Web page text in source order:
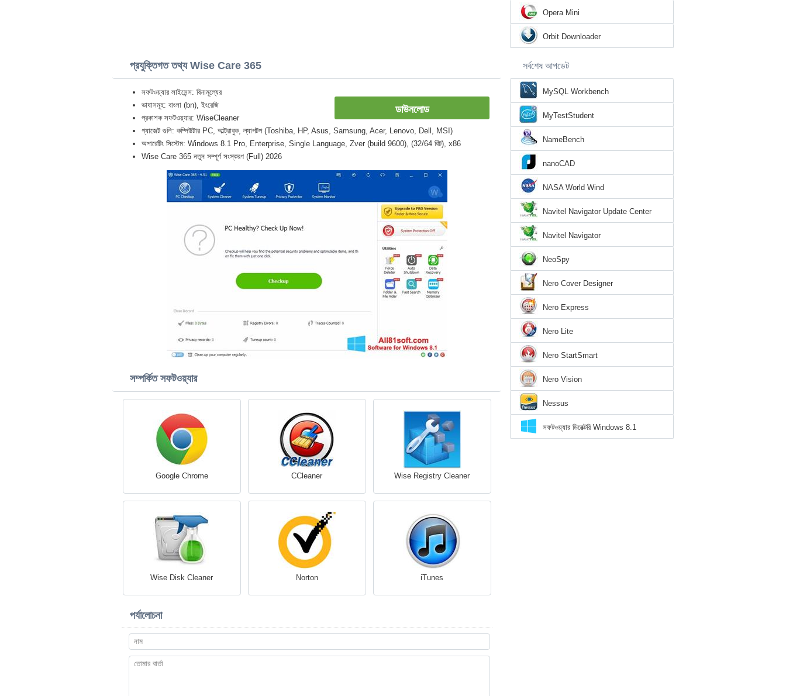
প্রযুক্তিগত তথ্য Wise Care 365
ডাউনলোড
সফটওয়্যার লাইসেন্স: বিনামূল্যের
ভাষাসমূহ: বাংলা (bn), ইংরেজি
প্রকাশক সফটওয়্যার: WiseCleaner
গ্যাজেট গুলি: কম্পিউটার PC, আল্ট্রাবুক, ল্যাপটপ (Toshiba, HP, Asus, Samsung, Acer, Lenovo, Dell, MSI)
অপারেটিং সিস্টেম: Windows 8.1 Pro, Enterprise, Single Language, Zver (build 9600), (32/64 বিট), x86
Wise Care 365 নতুন সম্পূর্ণ সংস্করণ (Full) 2026
সম্পর্কিত সফটওয়্যার
Google Chrome CCleaner Wise Registry Cleaner
Wise Disk Cleaner Norton iTunes
পর্যালোচনা
Opera Mini
Orbit Downloader
সর্বশেষ আপডেট
MySQL Workbench
MyTestStudent
NameBench
nanoCAD
NASA World Wind
Navitel Navigator Update Center
Navitel Navigator
NeoSpy
Nero Cover Designer
Nero Express
Nero Lite
Nero StartSmart
Nero Vision
Nessus
সফটওয়্যার ডিরেক্টরি Windows 8.1